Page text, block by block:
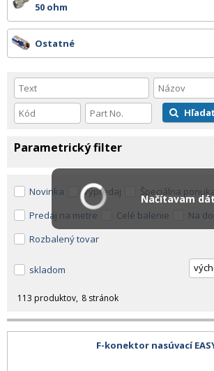
50 ohm
Ostatné
Parametrický filter
Novinka Výpredaj
Špeciálna
Predaj na metre
Celé balenie
Na
Rozbalený tovar
skladom
113 produktov 8 stránok
F-konektor nasúvací
Načítavam